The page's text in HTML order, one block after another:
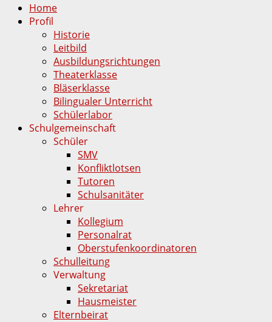
Home
Profil
Historie
Leitbild
Ausbildungsrichtungen
Theaterklasse
Bläserklasse
Bilingualer Unterricht
Schülerlabor
Schulgemeinschaft
Schüler
SMV
Konfliktlotsen
Tutoren
Schulsanitäter
Lehrer
Kollegium
Personalrat
Oberstufenkoordinatoren
Schulleitung
Verwaltung
Sekretariat
Hausmeister
Elternbeirat